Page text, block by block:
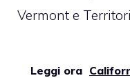
Vermont e
Leggi ora